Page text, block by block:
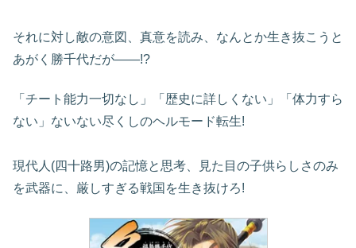
それに対し敵の意図、真意を読み、なんとか生き抜こうと
あがく勝千代だが――!?
「チート能力一切なし」「歴史に詳しくない」「体力すら
ない」ないない尽くしのヘルモード転生!
現代人(四十路男)の記憶と思考、見た目の子供らしさのみ
を武器に、厳しすぎる戦国を生き抜けろ!